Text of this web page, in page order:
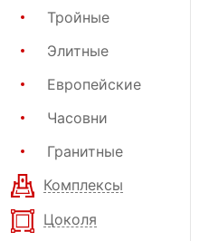
Тройные
Элитные
Европейские
Часовни
Гранитные
Комплексы
Цоколя